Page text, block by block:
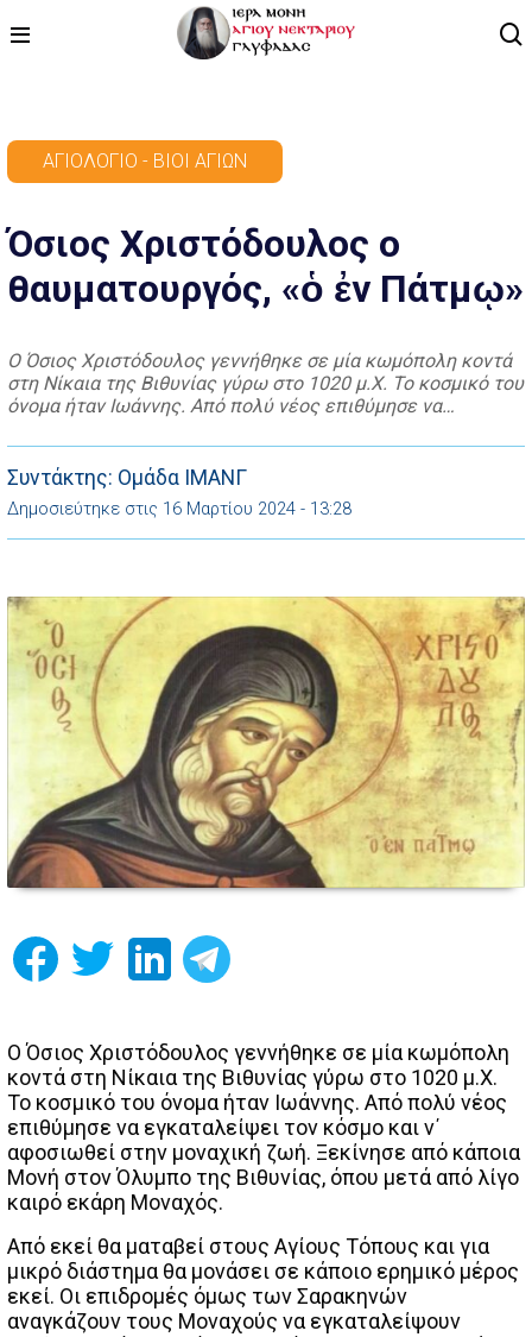
ΠΡΟΓΡΑΜΜΑ
ΒΙΝΤΕΟ
ΑΡΘΡΟΓΡΑΦΙΑ
ΕΠΙΚΟΙΝΩΝΙΑ
ΑΓΙΟΛΌΓΙΟ - ΒΊΟΙ ΑΓΊΩΝ
Όσιος Χριστόδουλος ο
θαυματουργός, «ὁ ἐν Πάτμῳ»
Ο Όσιος Χριστόδουλος γεννήθηκε σε μία κωμόπολη κοντά
στη Νίκαια της Βιθυνίας γύρω στο 1020 μ.Χ. Το κοσμικό του
όνομα ήταν Ιωάννης. Από πολύ νέος επιθύμησε να
ζωή. Ξεκίνησε από κάποια Μονή στον Όλυμπο της Βιθυνίας,
όπου μετά από λίγο καιρό εκάρη Μοναχός. Από εκεί θα
ματαβεί […]
Συντάκτης: Ομάδα ΙΜΑΝΓ
Δημοσιεύτηκε στις 16 Μαρτίου 2024 - 13:28
Ο Όσιος Χριστόδουλος γεννήθηκε σε μία κωμόπολη
κοντά στη Νίκαια της Βιθυνίας γύρω στο 1020 μ.Χ.
Το κοσμικό του όνομα ήταν Ιωάννης. Από πολύ νέος
επιθύμησε να εγκαταλείψει τον κόσμο και ν΄
αφοσιωθεί στην μοναχική ζωή. Ξεκίνησε από κάποια
Μονή στον Όλυμπο της Βιθυνίας, όπου μετά από λίγο
καιρό εκάρη Μοναχός.
Από εκεί θα ματαβεί στους Αγίους Τόπους και για
μικρό διάστημα θα μονάσει σε κάποιο ερημικό μέρος
εκεί. Οι επιδρομές όμως των Σαρακηνών
αναγκάζουν τους Μοναχούς να εγκαταλείψουν